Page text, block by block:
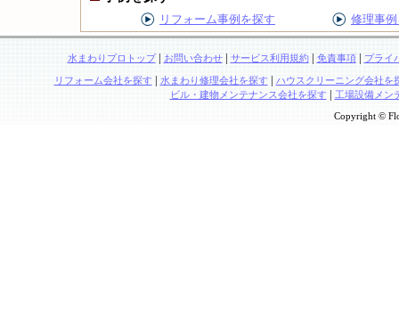
リフォーム事例を探す 修理事
水まわりプロトップ| お問い合わせ| サービス利用規約| 免責事項| プライ
リフォーム会社を探す | 水まわり修理会社を探す | ハウスクリーニング会社を
ビル・建物メンテナンス会社を探す| 工場設備メン
Copyright ©